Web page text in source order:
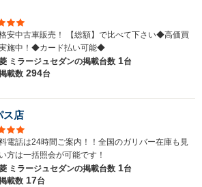
安中古車販売！ 【総額】で比べて下さい◆高価買
施中！◆カード払い可能◆
ミラージュセダンの掲載台数 1台
載数 294台
ス店
電話は24時間ご案内！！全国のガリバー在庫も見
方は一括照会が可能です！
ミラージュセダンの掲載台数 1台
載数 17台